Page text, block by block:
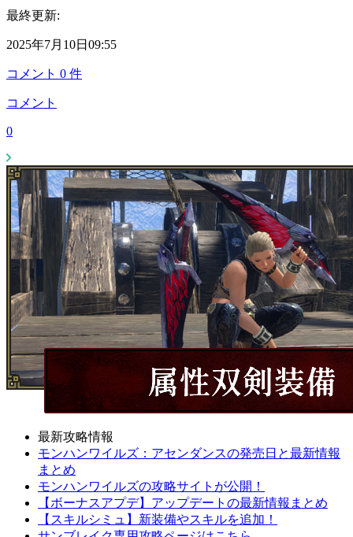
最終更新:
2025年7月10日09:55
コメント 0 件
コメント
0
最新攻略情報
モンハンワイルズ：アセンダンスの発売日と最新情報
まとめ
モンハンワイルズの攻略サイトが公開！
【ボーナスアプデ】アップデートの最新情報まとめ
【スキルシミュ】新装備やスキルを追加！